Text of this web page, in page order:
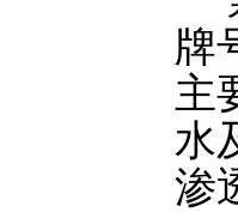
牌
主
水
渗